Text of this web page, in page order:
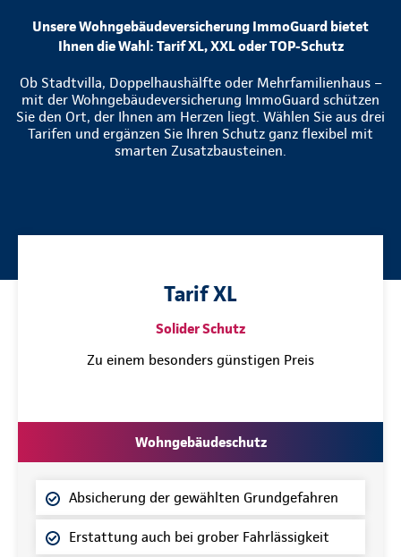
Unsere Wohngebäudeversicherung ImmoGuard bietet
Ihnen die Wahl: Tarif XL, XXL oder TOP-Schutz
Ob Stadtvilla, Doppelhaushälfte oder Mehrfamilienhaus –
mit der Wohngebäudeversicherung ImmoGuard schützen
Sie den Ort, der Ihnen am Herzen liegt. Wählen Sie aus drei
Tarifen und ergänzen Sie Ihren Schutz ganz flexibel mit
smarten Zusatzbausteinen.
Tarif XL
Solider Schutz
Zu einem besonders günstigen Preis
Wohngebäudeschutz
Absicherung der gewählten Grundgefahren
Erstattung auch bei grober Fahrlässigkeit